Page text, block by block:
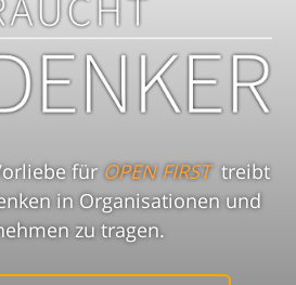
für OPEN FIRSTtreibt
in Organisationen und
zu tragen.